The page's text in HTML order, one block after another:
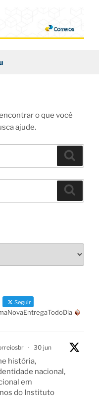
o que você
ajude.
Seguir
· 30 jun
história,
nacional,
em
do Instituto